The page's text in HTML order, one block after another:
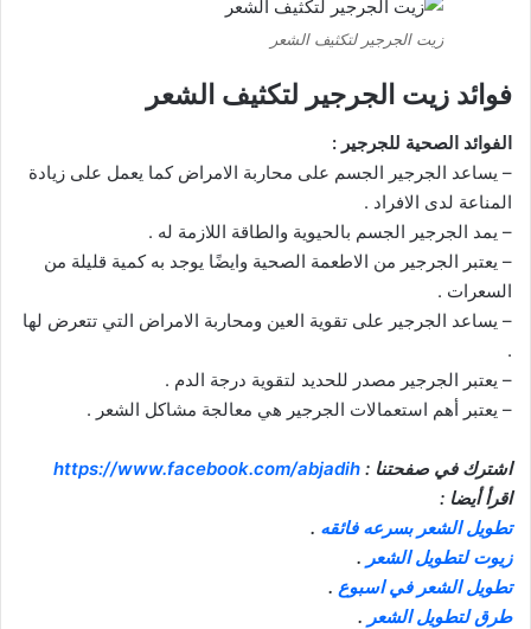
زيت الجرجير لتكثيف الشعر
فوائد زيت الجرجير لتكثيف الشعر
الفوائد الصحية للجرجير :
– يساعد الجرجير الجسم على محاربة الامراض كما يعمل على زيادة
المناعة لدى الافراد .
– يمد الجرجير الجسم بالحيوية والطاقة اللازمة له .
– يعتبر الجرجير من الاطعمة الصحية وايضًا يوجد به كمية قليلة من
السعرات .
– يساعد الجرجير على تقوية العين ومحاربة الامراض التي تتعرض لها
.
– يعتبر الجرجير مصدر للحديد لتقوية درجة الدم .
– يعتبر أهم استعمالات الجرجير هي معالجة مشاكل الشعر .
اشترك في صفحتنا : https://www.facebook.com/abjadih
اقرأ أيضا :
تطويل الشعر بسرعه فائقه .
زيوت لتطويل الشعر .
تطويل الشعر في اسبوع .
طرق لتطويل الشعر .